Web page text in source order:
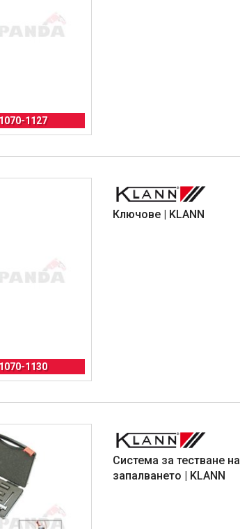
1127
1130
Ключове | KLANN
Система за тестване на
запалването | KLANN